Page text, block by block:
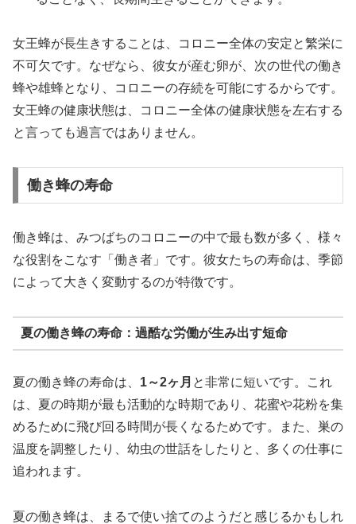
女王蜂が長生きすることは、コロニー全体の安定と繁栄に
不可欠です。なぜなら、彼女が産む卵が、次の世代の働き
蜂や雄蜂となり、コロニーの存続を可能にするからです。
女王蜂の健康状態は、コロニー全体の健康状態を左右する
と言っても過言ではありません。
働き蜂の寿命
働き蜂は、みつばちのコロニーの中で最も数が多く、様々
な役割をこなす「働き者」です。彼女たちの寿命は、季節
によって大きく変動するのが特徴です。
夏の働き蜂の寿命：過酷な労働が生み出す短命
夏の働き蜂の寿命は、 1～2ヶ月 と非常に短いです。これ
は、夏の時期が最も活動的な時期であり、花蜜や花粉を集
めるために飛び回る時間が長くなるためです。また、巣の
温度を調整したり、幼虫の世話をしたりと、多くの仕事に
追われます。
夏の働き蜂は、まるで使い捨てのようだと感じるかもしれ